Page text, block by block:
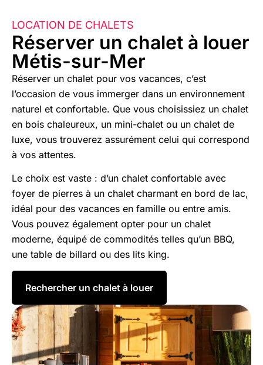
LOCATION DE CHALETS
Réserver un chalet à louer
Métis-sur-Mer
Réserver un chalet pour vos vacances, c’est
l’occasion de vous immerger dans un environnement
naturel et confortable. Que vous choisissiez un chalet
en bois chaleureux, un mini-chalet ou un chalet de
luxe, vous trouverez assurément celui qui correspond
à vos attentes.
Le choix est vaste : d’un chalet confortable avec
foyer de pierres à un chalet charmant en bord de lac,
idéal pour des vacances en famille ou entre amis.
Vous pouvez également opter pour un chalet
moderne, équipé de commodités telles qu’un BBQ,
une table de billard ou des lits king.
Rechercher un chalet à louer